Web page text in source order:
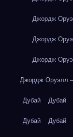
Джордж
Джордж
Джордж
Джордж Оруэлл
Дубай Дубай
Дубай Дубай